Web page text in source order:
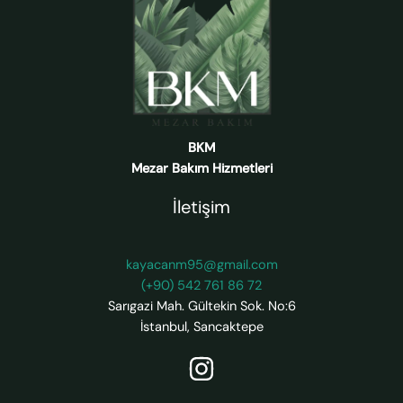
BKM
Mezar Bakım Hizmetleri
İletişim
kayacanm95@gmail.com
(+90) 542 761 86 72
Sarıgazi Mah. Gültekin Sok. No:6
İstanbul, Sancaktepe